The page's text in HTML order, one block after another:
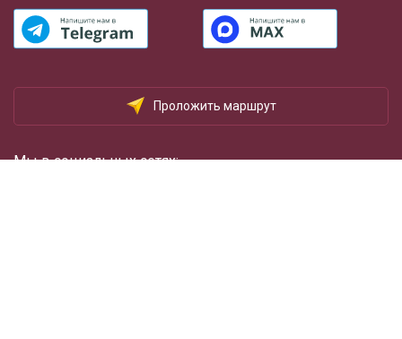
Проложить маршрут
Мы в социальных сетях: